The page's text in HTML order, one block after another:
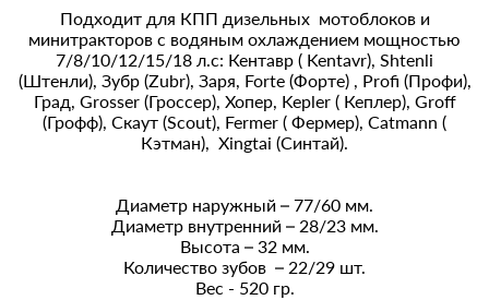
Подходит для КПП дизельных мотоблоков и
минитракторов с водяным охлаждением мощностью
7/8/10/12/15/18 л.с: Кентавр ( Kentavr), Shtenli
(Штенли), Зубр (Zubr), Заря, Forte (Форте) , Profi (Профи),
Град, Grosser (Гроссер), Хопер, Kepler ( Кеплер), Groff
(Грофф), Скаут (Scout), Fermer ( Фермер), Catmann (
Кэтман), Xingtai (Синтай).
Диаметр наружный – 77/60 мм.
Диаметр внутренний – 28/23 мм.
Высота – 32 мм.
Количество зубов – 22/29 шт.
Вес - 520 гр.